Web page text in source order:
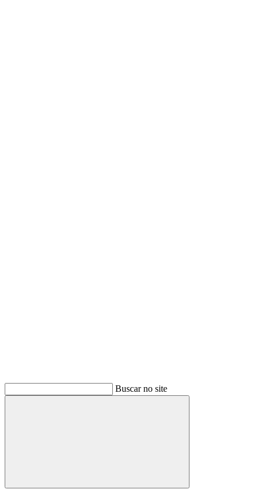
Buscar no site
Buscar